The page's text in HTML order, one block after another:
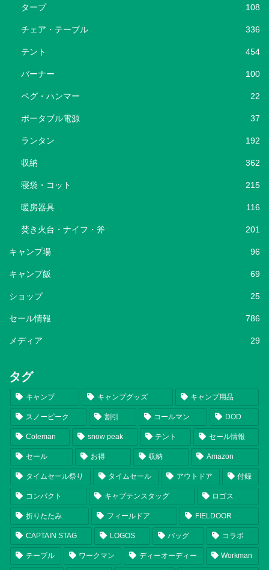
タープ 108
チェア・テーブル 336
テント 454
バーナー 100
ペグ・ハンマー 22
ポータブル電源 37
ランタン 192
収納 362
寝袋・コット 215
暖房器具 116
焚き火台・ナイフ・斧 201
キャンプ場 96
キャンプ飯 69
ショップ 25
セール情報 786
メディア 29
タグ
キャンプ キャンプグッズ キャンプ用品
スノーピーク 割引 コールマン DOD
Coleman snow peak テント セール情報
セール お得 収納 Amazon
タイムセール祭り タイムセール アウトドア 付録
コンパクト キャプテンスタッグ ロゴス
折りたたみ フィールドア FIELDOOR
CAPTAIN STAG LOGOS バッグ コラボ
テーブル ワークマン ディーオーディー Workman